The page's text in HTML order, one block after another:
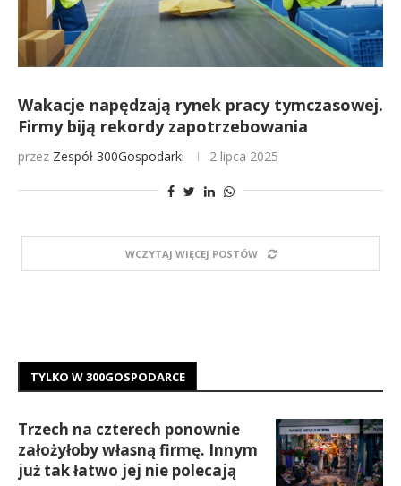
Wakacje napędzają rynek pracy tymczasowej.
Firmy biją rekordy zapotrzebowania
przez Zespół 300Gospodarki 2 lipca 2025
WCZYTAJ WIĘCEJ POSTÓW
TYLKO W 300GOSPODARCE
Trzech na czterech ponownie
założyłoby własną firmę. Innym
już tak łatwo jej nie polecają